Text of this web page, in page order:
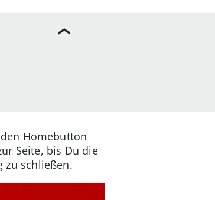
Homebutton
Seite, bis Du die
zu schließen.